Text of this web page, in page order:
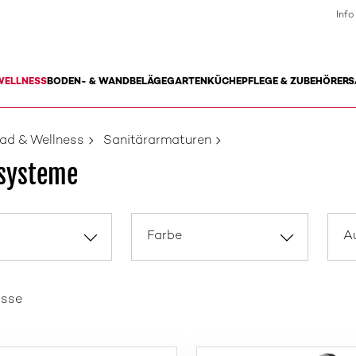
BODEN- & WANDBELÄGEGARTENKÜCHEPFLEGE & ZUBEHÖR
Info
& Wellness Sanitärarmaturen
Farbe